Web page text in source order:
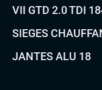
VII GTD 2.0 TDI
SIEGES
JANTES ALU 18